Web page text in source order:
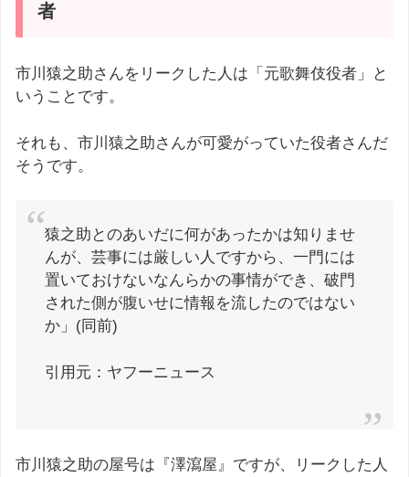
者
市川猿之助さんをリークした人は「元歌舞伎役者」と
いうことです。
それも、市川猿之助さんが可愛がっていた役者さんだ
そうです。
猿之助とのあいだに何があったかは知りませ
んが、芸事には厳しい人ですから、一門には
置いておけないなんらかの事情ができ、破門
された側が腹いせに情報を流したのではない
か」(同前)
引用元：ヤフーニュース
市川猿之助の屋号は『澤瀉屋』ですが、リークした人